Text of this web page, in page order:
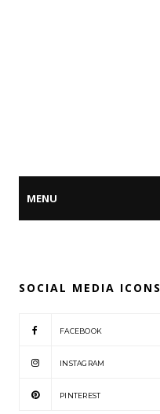
SOCIAL MEDIA ICONS
FACEBOOK
INSTAGRAM
PINTEREST